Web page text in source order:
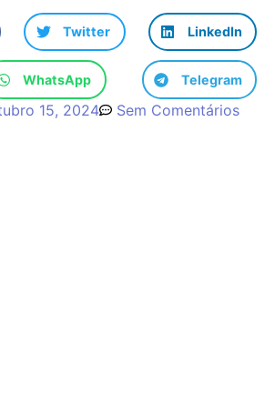
Twitter LinkedIn
WhatsApp Telegram
15, 2024 Sem Comentários